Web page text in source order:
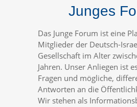
Junges
Das Junge Forum ist eine
Mitglieder der Deutsch-
Gesellschaft im Alter
Jahren. Unser Anliegen ist
Fragen und mögliche,
Antworten an die
Wir stehen als